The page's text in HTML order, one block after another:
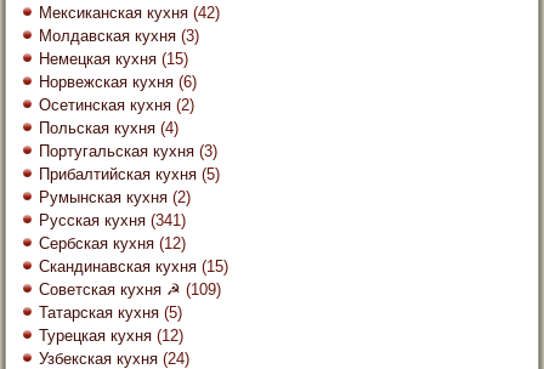
Мексиканская кухня (42)
Молдавская кухня (3)
Немецкая кухня (15)
Норвежская кухня (6)
Осетинская кухня (2)
Польская кухня (4)
Португальская кухня (3)
Прибалтийская кухня (5)
Румынская кухня (2)
Русская кухня (341)
Сербская кухня (12)
Скандинавская кухня (15)
Советская кухня ☭ (109)
Татарская кухня (5)
Турецкая кухня (12)
Узбекская кухня (24)